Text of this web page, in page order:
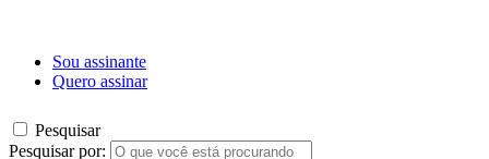
Sou assinante
Quero assinar
Pesquisar
Pesquisar por: